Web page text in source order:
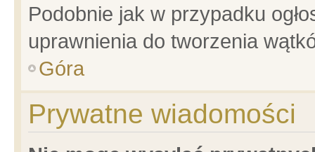
Podobnie jak w przypadku
uprawnienia do tworzenia
Góra
Prywatne wiadomości